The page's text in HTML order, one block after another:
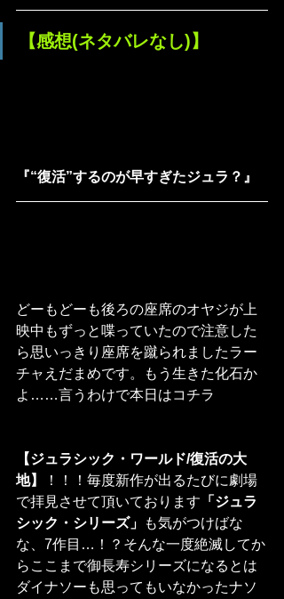
【感想(ネタバレなし)】
『“復活”するのが早すぎたジュラ？』
どーもどーも後ろの座席のオヤジが上
映中もずっと喋っていたので注意した
ら思いっきり座席を蹴られましたラー
チャえだまめです。もう生きた化石か
よ……言うわけで本日はコチラ
【ジュラシック・ワールド/復活の大
地】
！！！毎度新作が出るたびに劇場
で拝見させて頂いております 「ジュラ
シック・シリーズ」
も気がつけばな
な、7作目…！？そんな一度絶滅してか
らここまで御長寿シリーズになるとは
ダイナソーも思ってもいなかったナソ